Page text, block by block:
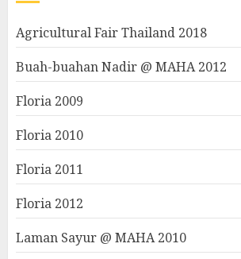
Agricultural Fair Thailand 2018
Buah-buahan Nadir @ MAHA 2012
Floria 2009
Floria 2010
Floria 2011
Floria 2012
Laman Sayur @ MAHA 2010